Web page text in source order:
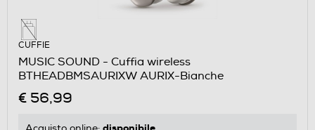
CUFFIE
MUSIC SOUND - Cuffia wireless
BTHEADBMSAURIXW AURIX-Bianche
€ 56,99